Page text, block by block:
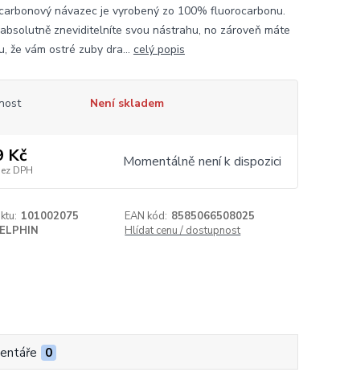
návazec je vyrobený zo 100% fluorocarbonu.
zneviditelníte svou nástrahu, no zároveň máte
že vám ostré zuby dra... celý popis
Není skladem
Kč
DPH Momentálně není k dispozici
101002075 EAN kód: 8585066508025
Hlídat cenu / dostupnost
0